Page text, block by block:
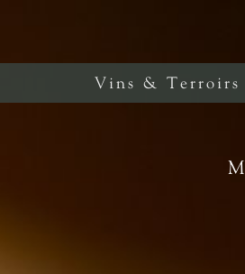
Vins & Terroirs